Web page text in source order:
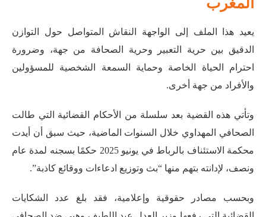
يعيد هذا الملف إلى الواجهة النقاش المتواصل حول التوازن
الدقيق بين حرية التعبير وحرية الصحافة من جهة، وضرورة
احترام الحياة الخاصة وحماية السمعة الشخصية للمسؤولين
والأفراد من جهة أخرى.
وتأتي هذه القضية بعد سلسلة من الأحكام القضائية التي طالت
الصحافي المهداوي خلال السنوات الماضية، حيث سبق أن أيدت
محكمة الاستئناف بالرباط في يونيو 2025 حكمًا بسجنه لمدة عام
ونصف، لإدانته بتهم منها “بث وتوزيع ادعاءات ووقائع كاذبة”.
وبحسب مصادر حقوقية وإعلامية، فقد بلغ عدد الشكايات